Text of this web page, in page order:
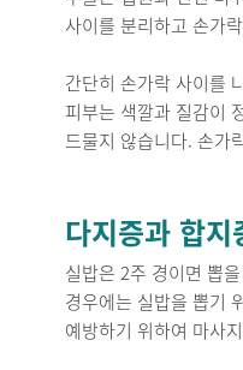
사이를 분리하고 손가
간단히 손가락 사이를
피부는 색깔과 질감이
드물지 않습니다. 손가
다지증과 합
실밥은 2주 경이면 뽑
경우에는 실밥을 뽑기
예방하기 위하여 마사